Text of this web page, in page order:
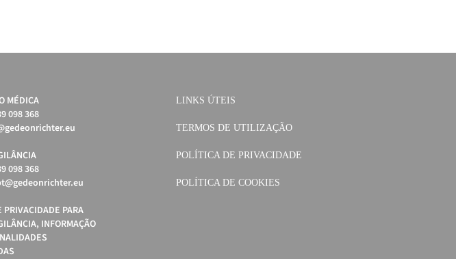
MÉDICA
098 368
098 368
PRIVACIDADE PARA
INFORMAÇÃO
LINKS ÚTEIS
TERMOS DE UTILIZAÇÃO
POLÍTICA DE PRIVACIDADE
POLÍTICA DE COOKIES